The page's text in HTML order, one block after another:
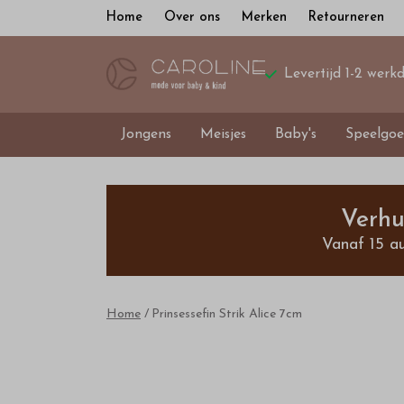
Home Over ons Merken Retourneren
Levertijd 1-2
Jongens Meisjes Baby's
Prinsessefin
Alice
Vanaf 15
Home Prinsessefin Strik Alice 7cm